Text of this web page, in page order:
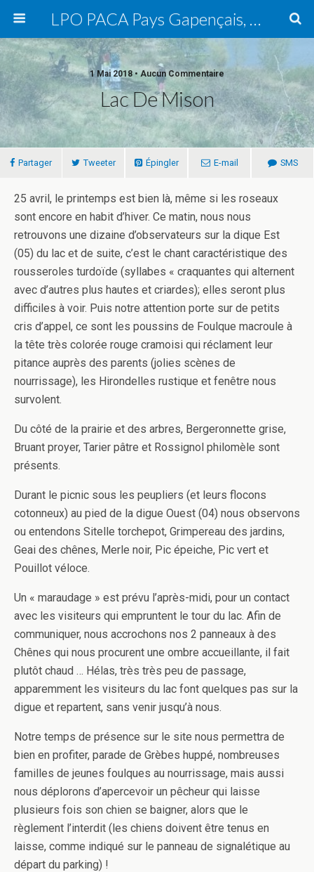
LPO PACA Pays Gapençais, groupe local
1 Mai 2018 • Aucun Commentaire
Lac De Mison
Partager Tweeter Épingler E-mail SMS
25 avril, le printemps est bien là, même si les roseaux
sont encore en habit d’hiver. Ce matin, nous nous
retrouvons une dizaine d’observateurs sur la dique Est
(05) du lac et de suite, c’est le chant caractéristique des
rousseroles turdoïde (syllabes « craquantes qui alternent
avec d’autres plus hautes et criardes); elles seront plus
difficiles à voir. Puis notre attention porte sur de petits
cris d’appel, ce sont les poussins de Foulque macroule à
la tête très colorée rouge cramoisi qui réclament leur
pitance auprès des parents (jolies scènes de
nourrissage), les Hirondelles rustique et fenêtre nous
survolent.
Du côté de la prairie et des arbres, Bergeronnette grise,
Bruant proyer, Tarier pâtre et Rossignol philomèle sont
présents.
Durant le picnic sous les peupliers (et leurs flocons
cotonneux) au pied de la digue Ouest (04) nous observons
ou entendons Sitelle torchepot, Grimpereau des jardins,
Geai des chênes, Merle noir, Pic épeiche, Pic vert et
Pouillot véloce.
Un « maraudage » est prévu l’après-midi, pour un contact
avec les visiteurs qui empruntent le tour du lac. Afin de
communiquer, nous accrochons nos 2 panneaux à des
Chênes qui nous procurent une ombre accueillante, il fait
plutôt chaud … Hélas, très très peu de passage,
apparemment les visiteurs du lac font quelques pas sur la
digue et repartent, sans venir jusqu’à nous.
Notre temps de présence sur le site nous permettra de
bien en profiter, parade de Grèbes huppé, nombreuses
familles de jeunes foulques au nourrissage, mais aussi
nous déplorons d’apercevoir un pêcheur qui laisse
plusieurs fois son chien se baigner, alors que le
règlement l’interdit (les chiens doivent être tenus en
laisse, comme indiqué sur le panneau de signalétique au
départ du parking) !